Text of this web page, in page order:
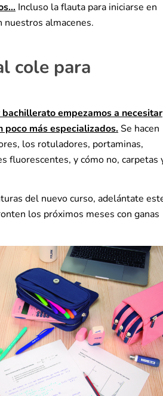
Incluso la flauta para iniciarse en
nuestros almacenes.
cole para
empezamos a necesitar
más especializados.Se hacen
los rotuladores, portaminas,
fluorescentes, y cómo no, carpetas
del nuevo curso, adelántate
los próximos meses con ganas